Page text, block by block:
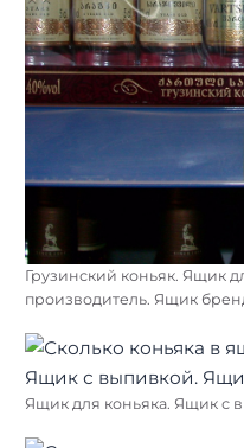
Грузинский коньяк. Ящик
производитель. Ящик
Ящик для коньяка. Ящик с